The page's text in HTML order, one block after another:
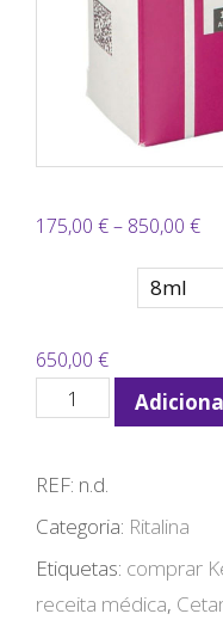
175,00 €– 850,00 €
650,00 €
Quantidade
Inresa
100
mg/ml
Ketamin
REF: n.d.
Categoria: Ritalina
Etiquetas: comprar
receita médica,